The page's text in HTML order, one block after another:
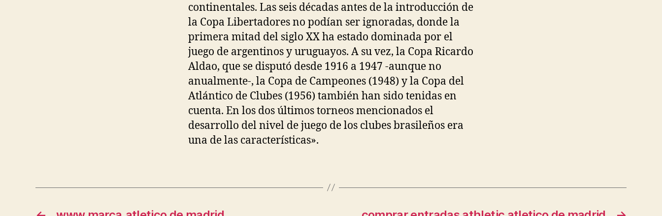
continentales. Las seis décadas antes de la introducción de
la Copa Libertadores no podían ser ignoradas, donde la
primera mitad del siglo XX ha estado dominada por el
juego de argentinos y uruguayos. A su vez, la Copa Ricardo
Aldao, que se disputó desde 1916 a 1947 -aunque no
anualmente-, la Copa de Campeones (1948) y la Copa del
Atlántico de Clubes (1956) también han sido tenidas en
cuenta. En los dos últimos torneos mencionados el
desarrollo del nivel de juego de los clubes brasileños era
una de las características».